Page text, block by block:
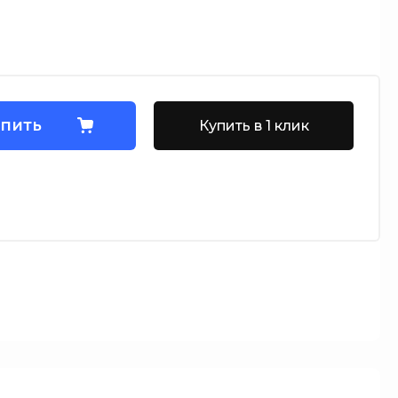
Купить в 1 клик